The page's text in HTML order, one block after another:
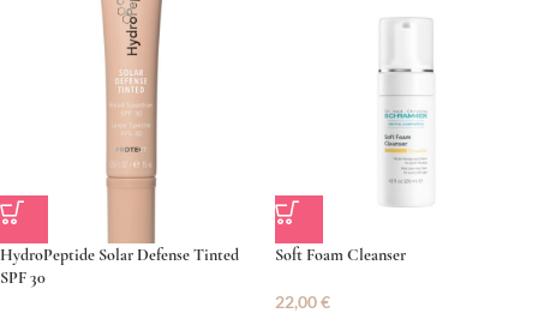
HydroPeptide Solar Defense Tinted
SPF 30
Soft Foam Cleanser
22,00€